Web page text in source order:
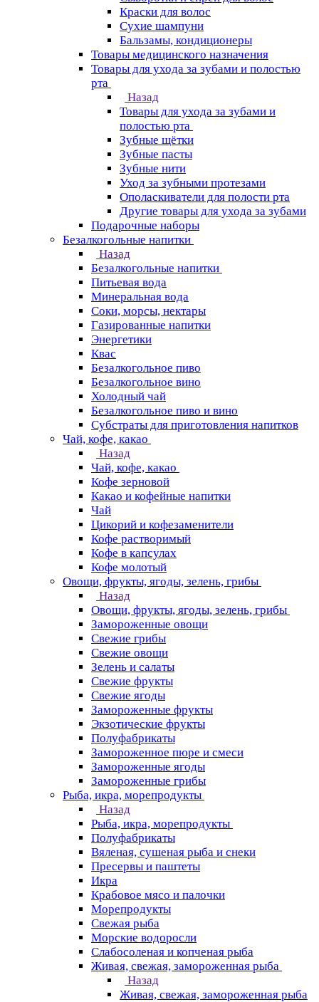
Краски для волос
Сухие шампуни
Бальзамы, кондиционеры
Товары медицинского назначения
Товары для ухода за зубами и полостью
рта
Назад
Товары для ухода за зубами и
полостью рта
Зубные щётки
Зубные пасты
Зубные нити
Уход за зубными протезами
Ополаскиватели для полости рта
Другие товары для ухода за зубами
Подарочные наборы
Безалкогольные напитки
Назад
Безалкогольные напитки
Питьевая вода
Минеральная вода
Соки, морсы, нектары
Газированные напитки
Энергетики
Квас
Безалкогольное пиво
Безалкогольное вино
Холодный чай
Безалкогольное пиво и вино
Субстраты для приготовления напитков
Чай, кофе, какао
Назад
Чай, кофе, какао
Кофе зерновой
Какао и кофейные напитки
Чай
Цикорий и кофезаменители
Кофе растворимый
Кофе в капсулах
Кофе молотый
Овощи, фрукты, ягоды, зелень, грибы
Назад
Овощи, фрукты, ягоды, зелень, грибы
Замороженные овощи
Свежие грибы
Свежие овощи
Зелень и салаты
Свежие фрукты
Свежие ягоды
Замороженные фрукты
Экзотические фрукты
Полуфабрикаты
Замороженное пюре и смеси
Замороженные ягоды
Замороженные грибы
Рыба, икра, морепродукты
Назад
Рыба, икра, морепродукты
Полуфабрикаты
Вяленая, сушеная рыба и снеки
Пресервы и паштеты
Икра
Крабовое мясо и палочки
Морепродукты
Свежая рыба
Морские водоросли
Слабосоленая и копченая рыба
Живая, свежая, замороженная рыба
Назад
Живая, свежая, замороженная рыба